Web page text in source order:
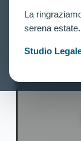
La
serena estate.
Studio